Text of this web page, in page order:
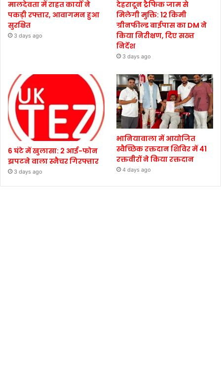
मालदेवता में राहत कार्यों ने
पकड़ी रफ्तार, आवागमन हुआ
सुरक्षित
3 days ago
देहरादून ट्रैफिक जाम से
मिलेगी मुक्ति: 12 किमी
ग्रीनफील्ड बाईपास का DM ने
किया निरीक्षण, दिए सख्त
निर्देश
3 days ago
6 घंटे में खुलासा: 2 आई-फोन
झपटने वाला स्नैचर गिरफ्तार
3 days ago
भानियावाला में आयोजित
स्वैच्छिक रक्तदान शिविर में 41
रक्तवीरों ने किया रक्तदान
4 days ago